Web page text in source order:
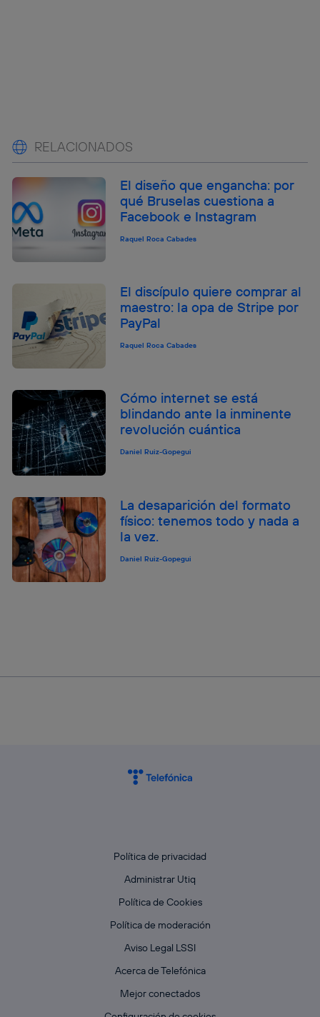
RELACIONADOS
El diseño que engancha: por
qué Bruselas cuestiona a
Facebook e Instagram
Raquel Roca Cabades
El discípulo quiere comprar al
maestro: la opa de Stripe por
PayPal
Raquel Roca Cabades
Cómo internet se está
blindando ante la inminente
revolución cuántica
Daniel Ruiz-Gopegui
La desaparición del formato
físico: tenemos todo y nada a
la vez.
Daniel Ruiz-Gopegui
Política de privacidad
Administrar Utiq
Política de Cookies
Política de moderación
Aviso Legal LSSI
Acerca de Telefónica
Mejor conectados